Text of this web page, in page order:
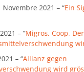
Novembre 2021 – “Ein
– “Migros, Coop,
– “Allianz gegen
wird